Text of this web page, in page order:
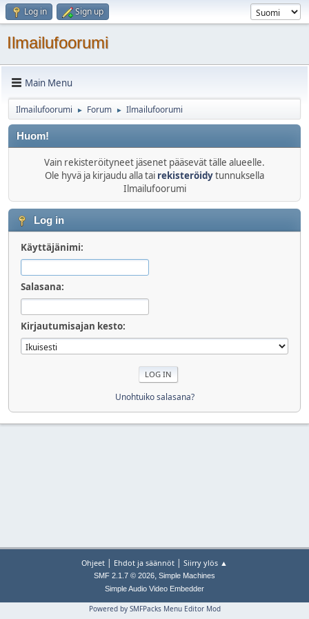
Log in Sign up
Ilmailufoorumi
Main Menu
Ilmailufoorumi ► Forum ► Ilmailufoorumi
Huom!
Vain rekisteröityneet jäsenet pääsevät tälle alueelle.
Ole hyvä ja kirjaudu alla tai rekisteröidytunnuksella
Ilmailufoorumi
Log in
Käyttäjänimi:
Salasana:
Kirjautumisajan kesto:
Unohtuiko salasana?
Ohjeet | Ehdot ja säännöt | Siirry ylös ▲
SMF 2.1.7 © 2026, Simple Machines
Simple Audio Video Embedder
Powered by SMFPacks Menu Editor Mod